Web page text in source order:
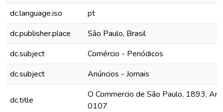
dc.language.iso
pt
dc.publisher.place
São Paulo, Brasil
dc.subject
Comércio - Periódicos
dc.subject
Anúncios - Jornais
dc.title
O Commercio de São Paulo, 1893,
0107